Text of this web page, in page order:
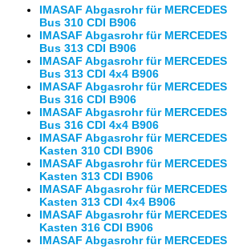
IMASAF Abgasrohr für
Bus 310 CDI B906
IMASAF Abgasrohr für
Bus 313 CDI B906
IMASAF Abgasrohr für
Bus 313 CDI 4x4 B906
IMASAF Abgasrohr für
Bus 316 CDI B906
IMASAF Abgasrohr für
Bus 316 CDI 4x4 B906
IMASAF Abgasrohr für
Kasten 310 CDI B906
IMASAF Abgasrohr für
Kasten 313 CDI B906
IMASAF Abgasrohr für
Kasten 313 CDI 4x4 B906
IMASAF Abgasrohr für
Kasten 316 CDI B906
IMASAF Abgasrohr für